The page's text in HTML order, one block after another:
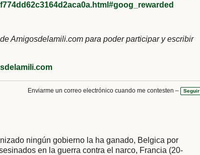
Amigosdelamili.com para poder participar y escribir
Enviarme un correo electrónico cuando me contesten – Seguir
ningún gobierno la ha ganado, Belgica por
en la guerra contra el narco, Francia (20-